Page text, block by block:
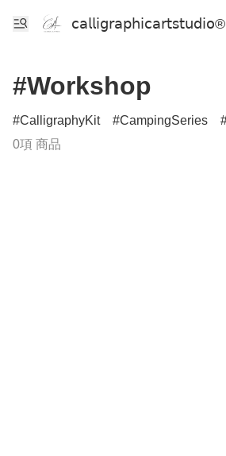
𝖼𝖺𝗅𝗅𝗂𝗀𝗋𝖺𝗉𝗁𝗂𝖼𝖺𝗋𝗍𝗌𝗍𝗎𝖽𝗂𝗈®
#Workshop
CalligraphyKit CampingSeries
0項 商品